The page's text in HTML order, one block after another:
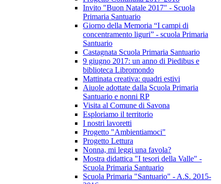
Invito "Buon Natale 2017" - Scuola
Primaria Santuario
Giorno della Memoria “I campi di
concentramento liguri” - scuola Primaria
Santuario
Castagnata Scuola Primaria Santuario
9 giugno 2017: un anno di Piedibus e
biblioteca Libromondo
Mattinata creativa: quadri estivi
Aiuole adottate dalla Scuola Primaria
Santuario e nonni RP
Visita al Comune di Savona
Esploriamo il territorio
I nostri lavoretti
Progetto "Ambientiamoci"
Progetto Lettura
Nonna, mi leggi una favola?
Mostra didattica "I tesori della Valle" -
Scuola Primaria Santuario
Scuola Primaria "Santuario" - A.S. 2015-